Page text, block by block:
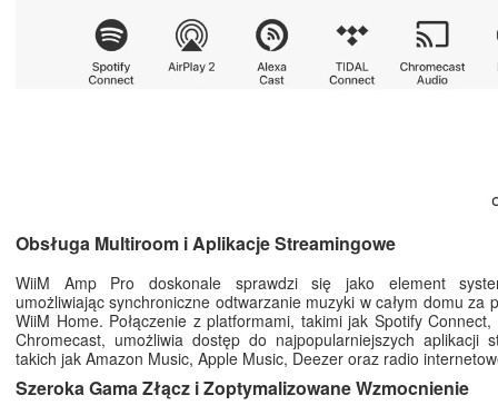
Obsługa Multiroom i Aplikacje Streamingowe
WiiM Amp Pro doskonale sprawdzi się jako element
umożliwiając synchroniczne odtwarzanie muzyki w całym domu za
WiiM Home. Połączenie z platformami, takimi jak Spotify
Chromecast, umożliwia dostęp do najpopularniejszych aplikacji
takich jak Amazon Music, Apple Music, Deezer oraz radio
Szeroka Gama Złącz i Zoptymalizowane Wzmocnienie